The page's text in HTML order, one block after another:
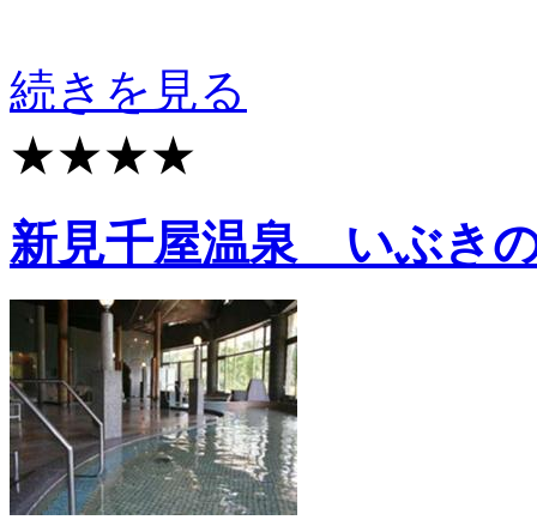
続きを見る
★★★★
新見千屋温泉 いぶき